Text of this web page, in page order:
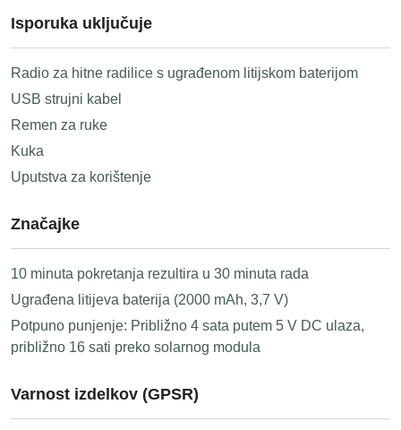
Isporuka uključuje
Radio za hitne radilice s ugrađenom litijskom baterijom
USB strujni kabel
Remen za ruke
Kuka
Uputstva za korištenje
Značajke
10 minuta pokretanja rezultira u 30 minuta rada
Ugrađena litijeva baterija (2000 mAh, 3,7 V)
Potpuno punjenje: Približno 4 sata putem 5 V DC ulaza,
približno 16 sati preko solarnog modula
Varnost izdelkov (GPSR)